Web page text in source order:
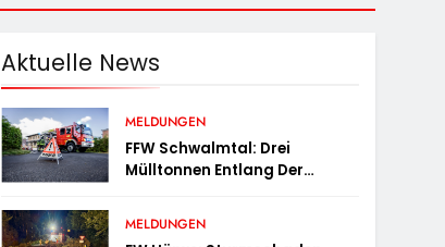
Aktuelle News
MELDUNGEN
FFW Schwalmtal: Drei
Mülltonnen Entlang Der
MELDUNGEN